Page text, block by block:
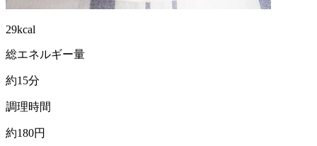
29kcal
総エネルギー量
約15分
調理時間
約180円